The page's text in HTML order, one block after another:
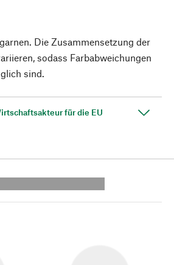
Die Zusammensetzung der
sodass Farbabweichungen
sind.
für die EU